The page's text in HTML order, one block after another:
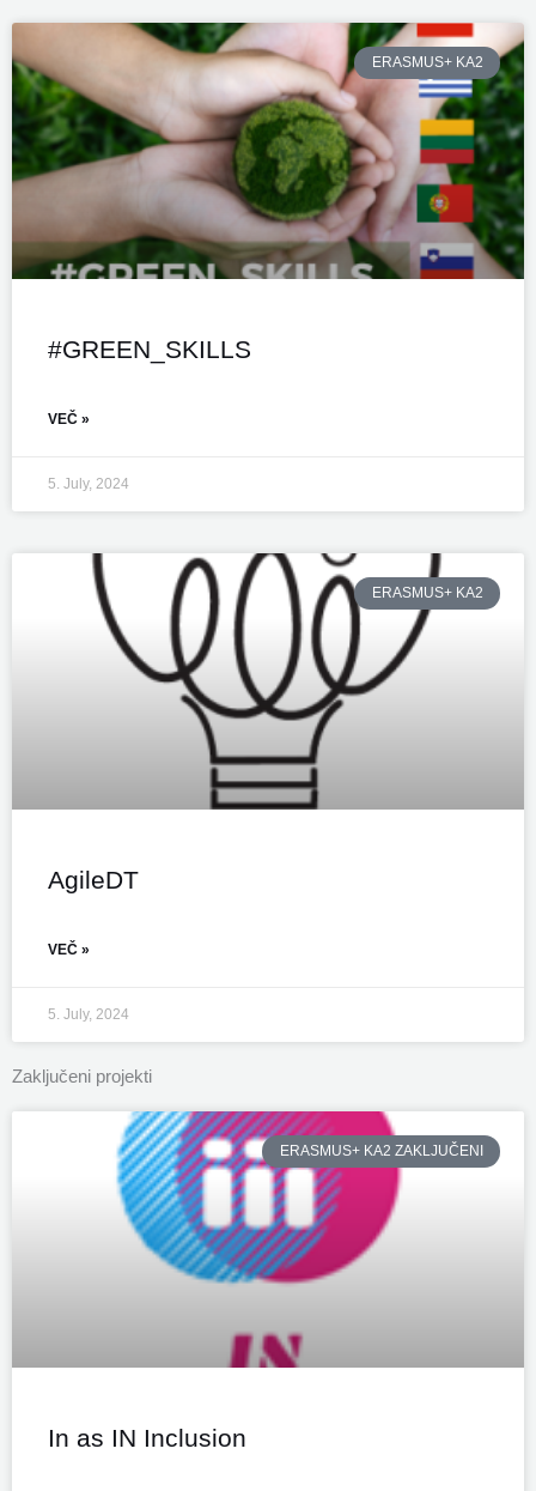
ERASMUS+ KA2
#GREEN_SKILLS
VEČ »
5. July, 2024
ERASMUS+ KA2
AgileDT
VEČ »
5. July, 2024
Zaključeni projekti
ERASMUS+ KA2 ZAKLJUČENI
In as IN Inclusion